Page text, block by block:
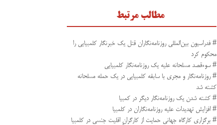
مطالب مرتبط
# فدراسیون بین‌المللی روزنامه‌نگاران قتل یک خبرنگار کلمبیایی را
محکوم کرد
# سوءقصد مسلحانه علیه یک روزنامه‌نگار کلمبیایی
# روزنامه‌نگار و مجری با سابقه کلمبیایی در یک حمله مسلحانه
کشته شد
# کشته شدن یک روزنامه‌نگار دیگر در کمبیا
# افزایش تهدیدات علیه روزنامه‌نگاران در کلمبیا
# برگزاری کارگاه جهانی حمایت از کارگرانِ اقلیت جنسی در کلمبیا